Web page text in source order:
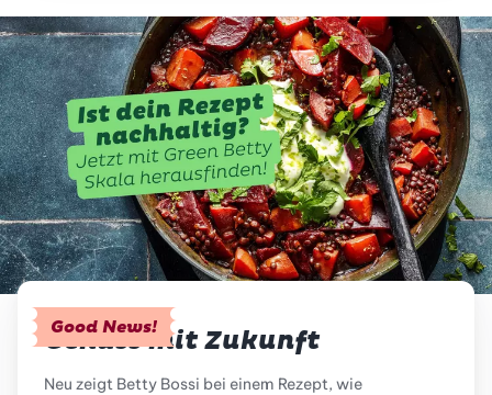
Good News!
Genuss mit Zukunft
Neu zeigt Betty Bossi bei einem Rezept, wie